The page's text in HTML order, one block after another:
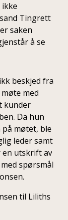
Tingrett
saken
å se
beskjed fra
med
kunder
Da hun
møtet, ble
leder samt
en utskrift av
spørsmål
til Liliths